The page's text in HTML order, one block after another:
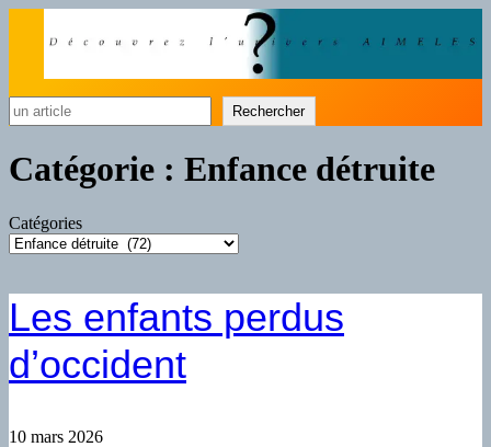
Rechercher
Catégorie : Enfance détruite
Catégories
Les enfants perdus
d’occident
10 mars 2026